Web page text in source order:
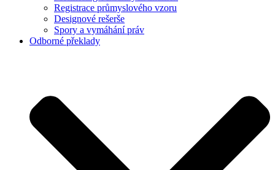
Registrace průmyslového vzoru
Designové rešerše
Spory a vymáhání práv
Odborné překlady